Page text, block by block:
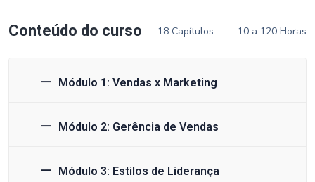
Conteúdo do curso 18 Capítulos 10 a 120 Horas
Módulo 1: Vendas x Marketing
Módulo 2: Gerência de Vendas
Módulo 3: Estilos de Liderança